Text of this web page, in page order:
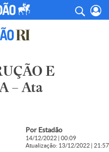
E
– Ata
Por Estadão
14/12/2022 | 00:09
Atualização: 13/12/2022 | 21:57